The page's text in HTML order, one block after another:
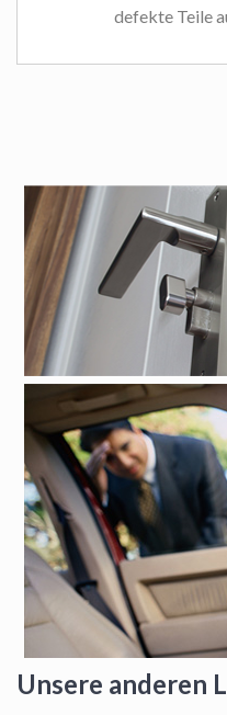
defekte Teile
Unsere anderen